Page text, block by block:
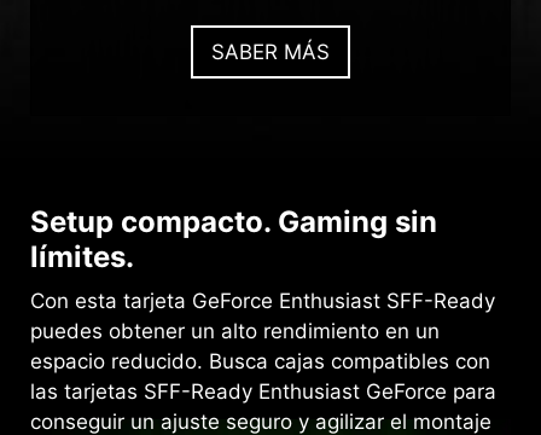
SABER MÁS
Setup compacto. Gaming sin
límites.
Con esta tarjeta GeForce Enthusiast SFF-Ready
puedes obtener un alto rendimiento en un
espacio reducido. Busca cajas compatibles con
las tarjetas SFF-Ready Enthusiast GeForce para
conseguir un ajuste seguro y agilizar el montaje